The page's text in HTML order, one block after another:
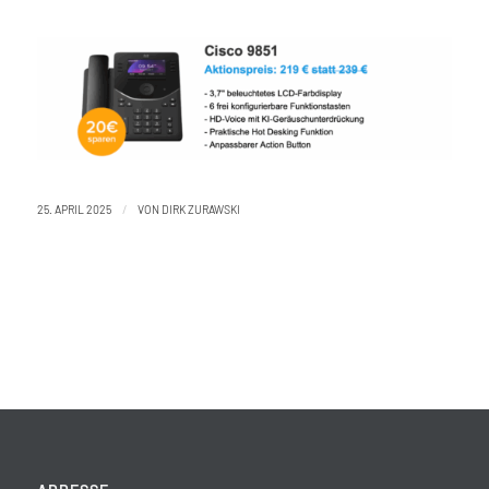
25. APRIL 2025 / VON DIRK ZURAWSKI